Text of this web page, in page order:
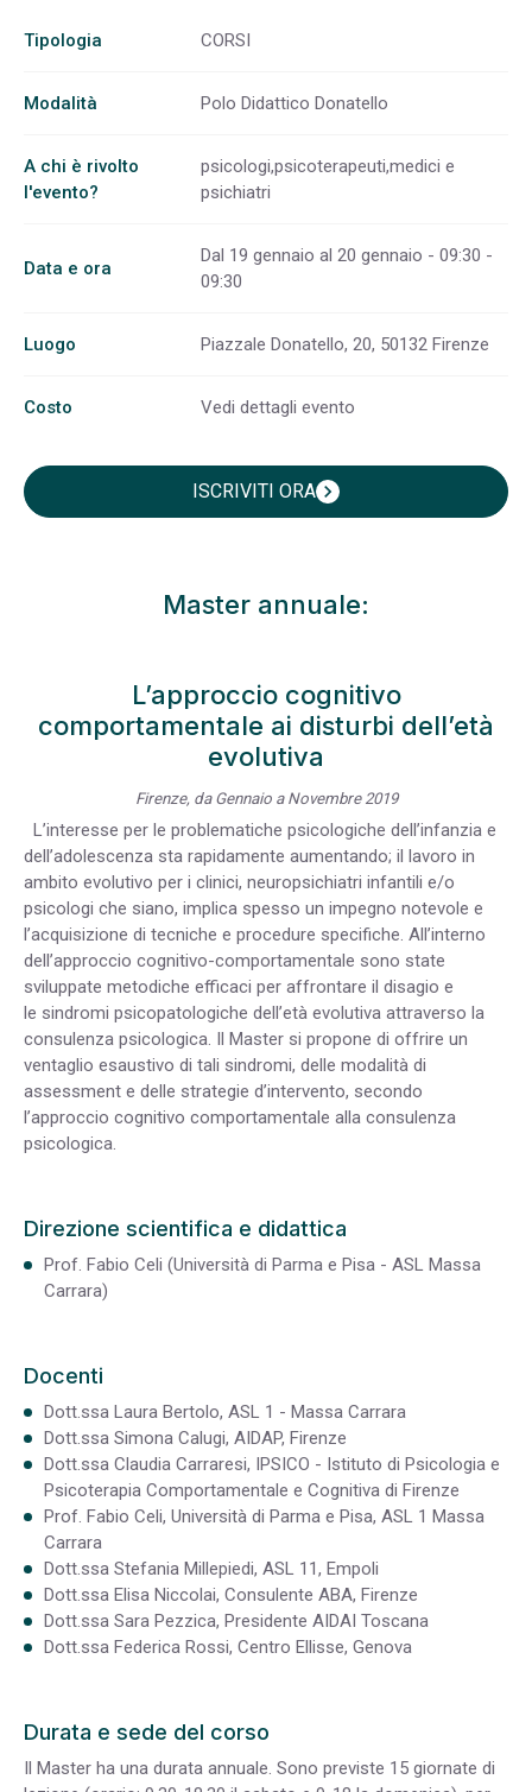
Tipologia CORSI
Modalità Polo Didattico Donatello
A chi è rivolto
l'evento?
psicologi,psicoterapeuti,medici e
psichiatri
Data e ora
Dal 19 gennaio al 20 gennaio - 09:30 -
09:30
Luogo Piazzale Donatello, 20, 50132 Firenze
Costo Vedi dettagli evento
ISCRIVITI ORAchevron_right
Master annuale:
L’approccio cognitivo
comportamentale ai disturbi dell’età
evolutiva
Firenze, da Gennaio a Novembre 2019
L’interesse per le problematiche psicologiche dell’infanzia e
dell’adolescenza sta rapidamente aumentando; il lavoro in
ambito evolutivo per i clinici, neuropsichiatri infantili e/o
psicologi che siano, implica spesso un impegno notevole e
l’acquisizione di tecniche e procedure specifiche. All’interno
dell’approccio cognitivo-comportamentale sono state
sviluppate metodiche efficaci per affrontare il disagio e
le sindromi psicopatologiche dell’età evolutiva attraverso la
consulenza psicologica. Il Master si propone di offrire un
ventaglio esaustivo di tali sindromi, delle modalità di
assessment e delle strategie d’intervento, secondo
l’approccio cognitivo comportamentale alla consulenza
psicologica.
Direzione scientifica e didattica
Prof. Fabio Celi (Università di Parma e Pisa - ASL Massa
Carrara)
Docenti
Dott.ssa Laura Bertolo, ASL 1 - Massa Carrara
Dott.ssa Simona Calugi, AIDAP, Firenze
Dott.ssa Claudia Carraresi, IPSICO - Istituto di Psicologia e
Psicoterapia Comportamentale e Cognitiva di Firenze
Prof. Fabio Celi, Università di Parma e Pisa, ASL 1 Massa
Carrara
Dott.ssa Stefania Millepiedi, ASL 11, Empoli
Dott.ssa Elisa Niccolai, Consulente ABA, Firenze
Dott.ssa Sara Pezzica, Presidente AIDAI Toscana
Dott.ssa Federica Rossi, Centro Ellisse, Genova
Durata e sede del corso
Il Master ha una durata annuale. Sono previste 15 giornate di